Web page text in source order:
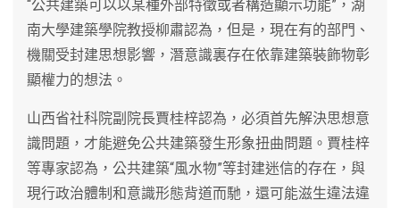
“公共建築可以以某種外部特徵或者構造顯示功能”，湖
南大學建築學院教授柳肅認為，但是，現在有的部門、
機關受封建思想影響，潛意識裏存在依靠建築裝飾物彰
顯權力的想法。
山西省社科院副院長賈桂梓認為，必須首先解決思想意
識問題，才能避免公共建築發生形象扭曲問題。賈桂梓
等專家認為，公共建築“風水物”等封建迷信的存在，與
現行政治體制和意識形態背道而馳，還可能滋生違法違